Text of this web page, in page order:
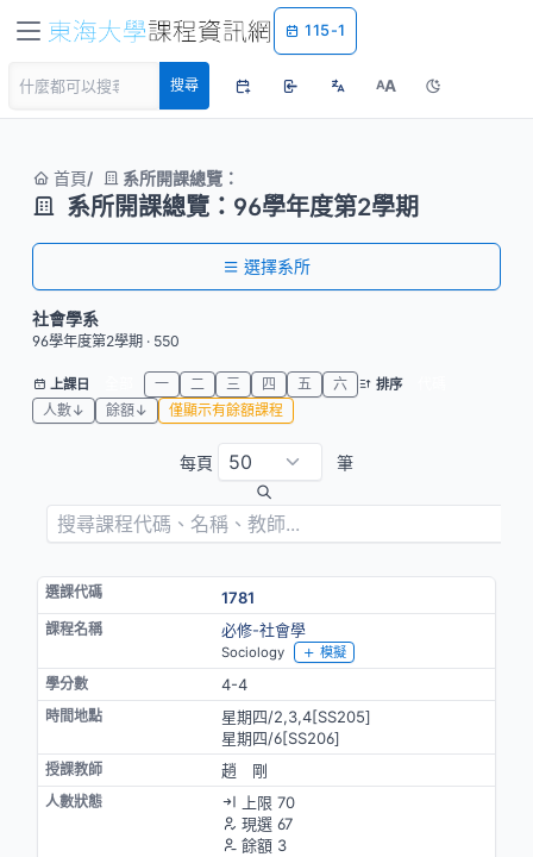
115-1
搜尋 AA
首頁 系所開課總覽：
系所開課總覽：96學年度第2學期
選擇系所
社會學系
96學年度第2學期 · 550
上課日 一 二 三 四 五 六 排序
人數↓
餘額↓ 僅顯示有餘額課程
每頁 筆
1781
必修-社會學
Sociology 模擬
4-4
星期四/2,3,4[SS205]
星期四/6[SS206]
趙 剛
上限 70
現選 67
餘額 3